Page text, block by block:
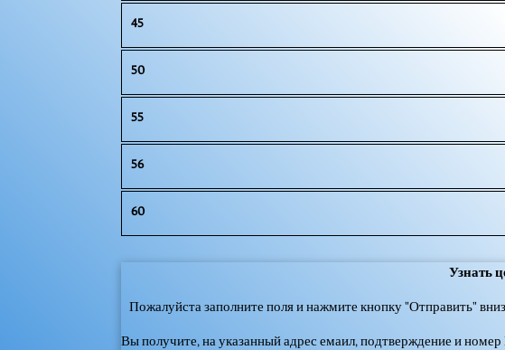
45
50
55
56
60
Узнать
Пожалуйста заполните поля и нажмите кнопку "Отправить"
Вы получите, на указанный адрес емаил, подтверждение и